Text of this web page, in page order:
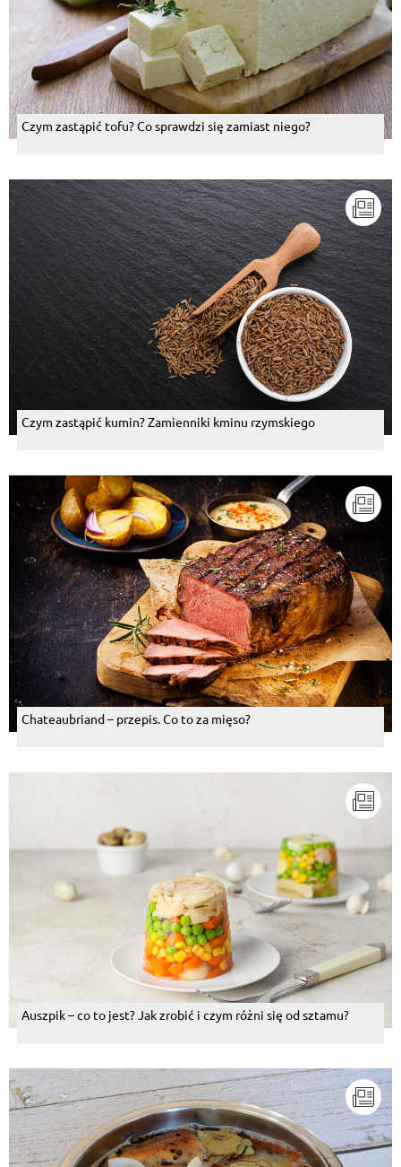
Czym zastąpić tofu? Co sprawdzi się zamiast niego?
Czym zastąpić kumin? Zamienniki kminu rzymskiego
Chateaubriand – przepis. Co to za mięso?
Auszpik – co to jest? Jak zrobić i czym różni się od sztamu?